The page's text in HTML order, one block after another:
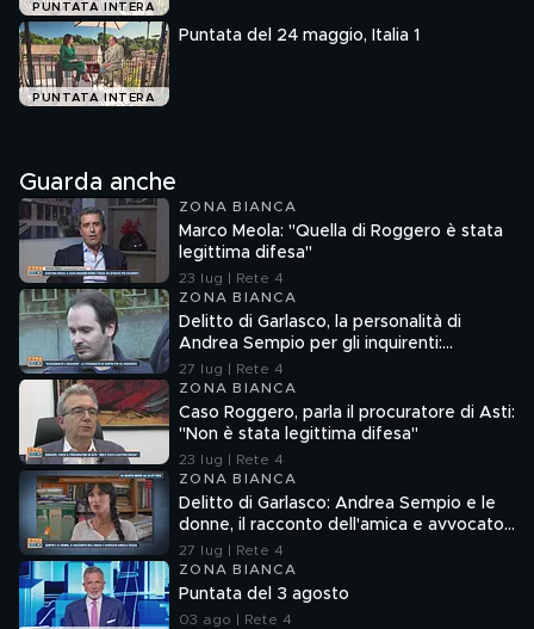
PUNTATA INTERA
PUNTATA INTERA
Puntata del 24 maggio, Italia 1
Guarda anche
ZONA BIANCA
Marco Meola: "Quella di Roggero è stata
legittima difesa"
23 lug | Rete 4
ZONA BIANCA
Delitto di Garlasco, la personalità di
Andrea Sempio per gli inquirenti:
"Ossessionato e bugiardo"
27 lug | Rete 4
ZONA BIANCA
Caso Roggero, parla il procuratore di Asti:
"Non è stata legittima difesa"
23 lug | Rete 4
ZONA BIANCA
Delitto di Garlasco: Andrea Sempio e le
donne, il racconto dell'amica e avvocato
Angela Taccia
27 lug | Rete 4
ZONA BIANCA
Puntata del 3 agosto
03 ago | Rete 4